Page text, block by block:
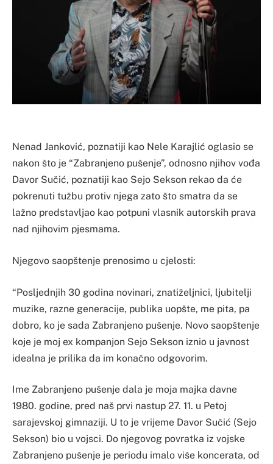
Nenad Janković, poznatiji kao Nele Karajlić oglasio se
nakon što je “Zabranjeno pušenje”, odnosno njihov vođa
Davor Sučić, poznatiji kao Sejo Sekson rekao da će
pokrenuti tužbu protiv njega zato što smatra da se
lažno predstavljao kao potpuni vlasnik autorskih prava
nad njihovim pjesmama.
Njegovo saopštenje prenosimo u cjelosti:
“Posljednjih 30 godina novinari, znatiželjnici, ljubitelji
muzike, razne generacije, publika uopšte, me pita, pa
dobro, ko je sada Zabranjeno pušenje. Novo saopštenje
koje je moj ex kompanjon Sejo Sekson iznio u javnost
idealna je prilika da im konačno odgovorim.
Ime Zabranjeno pušenje dala je moja majka davne
1980. godine, pred naš prvi nastup 27. 11. u Petoj
sarajevskoj gimnaziji. U to je vrijeme Davor Sučić (Sejo
Sekson) bio u vojsci. Do njegovog povratka iz vojske
Zabranjeno pušenje je periodu imalo više koncerata, od